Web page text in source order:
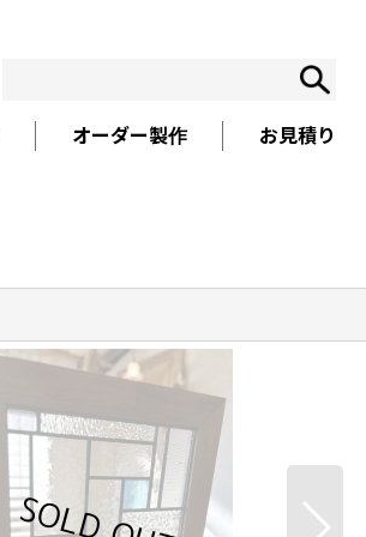
オーダー製作 お見積り